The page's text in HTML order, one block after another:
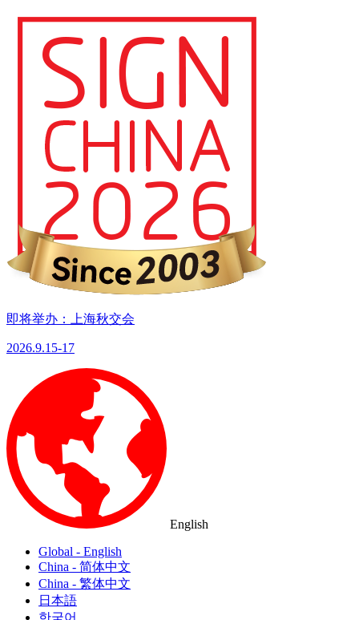
即将举办：上海秋交会
2026.9.15-17
English
Global - English
China - 简体中文
China - 繁体中文
日本語
한국어